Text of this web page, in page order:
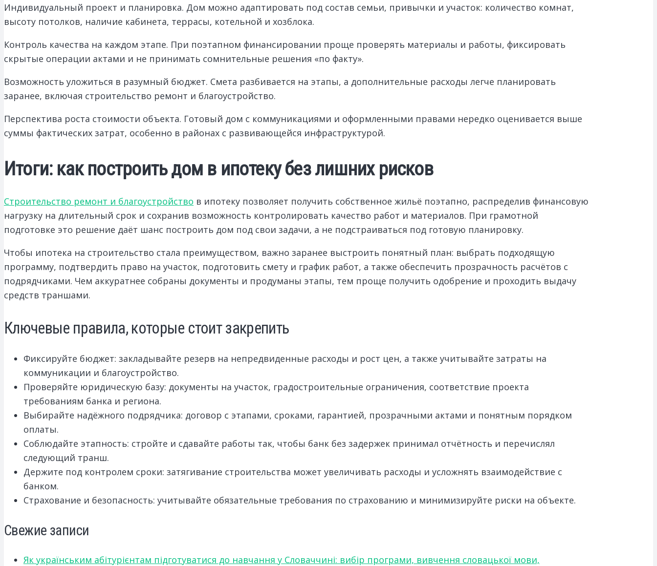
Индивидуальный проект и планировка. Дом можно адаптировать под состав семьи, привычки и участок: количество комнат,
высоту потолков, наличие кабинета, террасы, котельной и хозблока.
Контроль качества на каждом этапе. При поэтапном финансировании проще проверять материалы и работы, фиксировать
скрытые операции актами и не принимать сомнительные решения «по факту».
Возможность уложиться в разумный бюджет. Смета разбивается на этапы, а дополнительные расходы легче планировать
заранее, включая строительство ремонт и благоустройство.
Перспектива роста стоимости объекта. Готовый дом с коммуникациями и оформленными правами нередко оценивается выше
суммы фактических затрат, особенно в районах с развивающейся инфраструктурой.
Итоги: как построить дом в ипотеку без лишних рисков
Строительство ремонт и благоустройство в ипотеку позволяет получить собственное жильё поэтапно, распределив финансовую
нагрузку на длительный срок и сохранив возможность контролировать качество работ и материалов. При грамотной
подготовке это решение даёт шанс построить дом под свои задачи, а не подстраиваться под готовую планировку.
Чтобы ипотека на строительство стала преимуществом, важно заранее выстроить понятный план: выбрать подходящую
программу, подтвердить право на участок, подготовить смету и график работ, а также обеспечить прозрачность расчётов с
подрядчиками. Чем аккуратнее собраны документы и продуманы этапы, тем проще получить одобрение и проходить выдачу
средств траншами.
Ключевые правила, которые стоит закрепить
Фиксируйте бюджет: закладывайте резерв на непредвиденные расходы и рост цен, а также учитывайте затраты на
коммуникации и благоустройство.
Проверяйте юридическую базу: документы на участок, градостроительные ограничения, соответствие проекта
требованиям банка и региона.
Выбирайте надёжного подрядчика: договор с этапами, сроками, гарантией, прозрачными актами и понятным порядком
оплаты.
Соблюдайте этапность: стройте и сдавайте работы так, чтобы банк без задержек принимал отчётность и перечислял
следующий транш.
Держите под контролем сроки: затягивание строительства может увеличивать расходы и усложнять взаимодействие с
банком.
Страхование и безопасность: учитывайте обязательные требования по страхованию и минимизируйте риски на объекте.
Свежие записи
Як українським абітурієнтам підготуватися до навчання у Словаччині: вибір програми, вивчення словацької мови,